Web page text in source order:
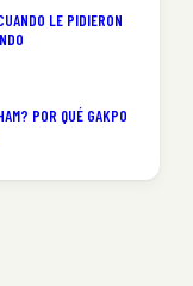
LE PIDIERON
POR QUÉ GAKPO